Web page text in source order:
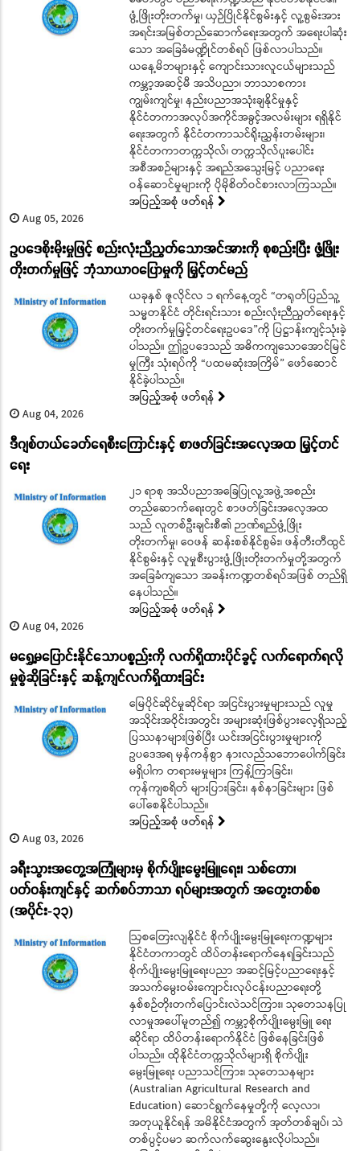
ဖွံ့ဖြိုးတိုးတက်မှု၊ ယှဉ်ပြိုင်နိုင်စွမ်းနှင့် လူ့စွမ်းအား
အရင်းအမြစ်တည်ဆောက်ရေးအတွက် အရေးပါဆုံး
သော အခြေခံမဏ္ဍိုင်တစ်ရပ် ဖြစ်လာပါသည်။
ယနေ့မိဘများနှင့် ကျောင်းသားလူငယ်များသည်
ကမ္ဘာ့အဆင့်မီ အသိပညာ၊ ဘာသာစကား
ကျွမ်းကျင်မှု၊ နည်းပညာအသုံးချနိုင်မှုနှင့်
နိုင်ငံတကာအလုပ်အကိုင်အခွင့်အလမ်းများ ရရှိနိုင်
ရေးအတွက် နိုင်ငံတကာသင်ရိုးညွှန်းတမ်းများ၊
နိုင်ငံတကာတက္ကသိုလ်၊ တက္ကသိုလ်ပူးပေါင်း
အစီအစဉ်များနှင့် အရည်အသွေးမြင့် ပညာရေး
ဝန်ဆောင်မှုများကို ပိုမိုစိတ်ဝင်စားလာကြသည်။
အပြည့်အစုံ ဖတ်ရန်
Aug 05, 2026
ဥပဒေစိုးမိုးမှုဖြင့် စည်းလုံးညီညွတ်သောအင်အားကို စုစည်းပြီး ဖွံ့ဖြိုး
တိုးတက်မှုဖြင့် ဘုံသာယာဝပြောမှုကို မြှင့်တင်မည်
ယခုနှစ် ဇူလိုင်လ ၁ ရက်နေ့တွင် “တရုတ်ပြည်သူ့
သမ္မတနိုင်ငံ တိုင်းရင်းသား စည်းလုံးညီညွတ်ရေးနှင့်
တိုးတက်မှုမြှင့်တင်ရေးဥပဒေ”ကို ပြဋ္ဌာန်းကျင့်သုံးခဲ့
ပါသည်။ ဤဥပဒေသည် အဓိကကျသောအောင်မြင်
မှုကြီး သုံးရပ်ကို “ပထမဆုံးအကြိမ်” ဖော်ဆောင်
နိုင်ခဲ့ပါသည်။
အပြည့်အစုံ ဖတ်ရန်
Aug 04, 2026
ဒီဂျစ်တယ်ခေတ်ရေစီးကြောင်းနှင့် စာဖတ်ခြင်းအလေ့အထ မြှင့်တင်
ရေး
၂၁ ရာစု အသိပညာအခြေပြုလူ့အဖွဲ့အစည်း
တည်ဆောက်ရေးတွင် စာဖတ်ခြင်းအလေ့အထ
သည် လူတစ်ဦးချင်းစီ၏ ဉာဏ်ရည်ဖွံ့ဖြိုး
တိုးတက်မှု၊ ဝေဖန် ဆန်းစစ်နိုင်စွမ်း၊ ဖန်တီးတီထွင်
နိုင်စွမ်းနှင့် လူမှုစီးပွားဖွံ့ဖြိုးတိုးတက်မှုတို့အတွက်
အခြေခံကျသော အခန်းကဏ္ဍတစ်ရပ်အဖြစ် တည်ရှိ
နေပါသည်။
အပြည့်အစုံ ဖတ်ရန်
Aug 04, 2026
မရွှေ့မပြောင်းနိုင်သောပစ္စည်းကို လက်ရှိထားပိုင်ခွင့် လက်ရောက်ရလို
မှုစွဲဆိုခြင်းနှင့် ဆန့်ကျင်လက်ရှိထားခြင်း
မြေပိုင်ဆိုင်မှုဆိုင်ရာ အငြင်းပွားမှုများသည် လူမှု
အသိုင်းအဝိုင်းအတွင်း အများဆုံးဖြစ်ပွားလေ့ရှိသည့်
ပြဿနာများဖြစ်ပြီး ယင်းအငြင်းပွားမှုများကို
ဥပဒေအရ မှန်ကန်စွာ နားလည်သဘောပေါက်ခြင်း
မရှိပါက တရားမမှုများ ကြန့်ကြာခြင်း၊
ကုန်ကျစရိတ် များပြားခြင်း၊ နစ်နာခြင်းများ ဖြစ်
ပေါ်စေနိုင်ပါသည်။
အပြည့်အစုံ ဖတ်ရန်
Aug 03, 2026
ခရီးသွားအတွေ့အကြုံများမှ စိုက်ပျိုးမွေးမြူရေး၊ သစ်တော၊
ပတ်ဝန်းကျင်နှင့် ဆက်စပ်ဘာသာ ရပ်များအတွက် အတွေးတစ်စ
(အပိုင်း-၃၃)
ဩစတြေးလျနိုင်ငံ စိုက်ပျိုးမွေးမြူရေးကဏ္ဍများ
နိုင်ငံတကာတွင် ထိပ်တန်းရောက်နေရခြင်းသည်
စိုက်ပျိုးမွေးမြူရေးပညာ အဆင့်မြင့်ပညာရေးနှင့်
အသက်မွေးဝမ်းကျောင်းလုပ်ငန်းပညာရေးတို့
နှစ်စဉ်တိုးတက်ပြောင်းလဲသင်ကြား၊ သုတေသနပြု
လာမှုအပေါ်မူတည်၍ ကမ္ဘာ့စိုက်ပျိုးမွေးမြူ ရေး
ဆိုင်ရာ ထိပ်တန်းရောက်နိုင်ငံ ဖြစ်နေခြင်းဖြစ်
ပါသည်။ ထိုနိုင်ငံတက္ကသိုလ်များရှိ စိုက်ပျိုး
မွေးမြူရေး ပညာသင်ကြား၊ သုတေသနများ
(Australian Agricultural Research and
Education) ဆောင်ရွက်နေမှုတို့ကို လေ့လာ၊
အတုယူနိုင်ရန် အမိနိုင်ငံအတွက် အုတ်တစ်ချပ်၊ သဲ
တစ်ပွင့်ပမာ ဆက်လက်ဆွေးနွေးလိုပါသည်။